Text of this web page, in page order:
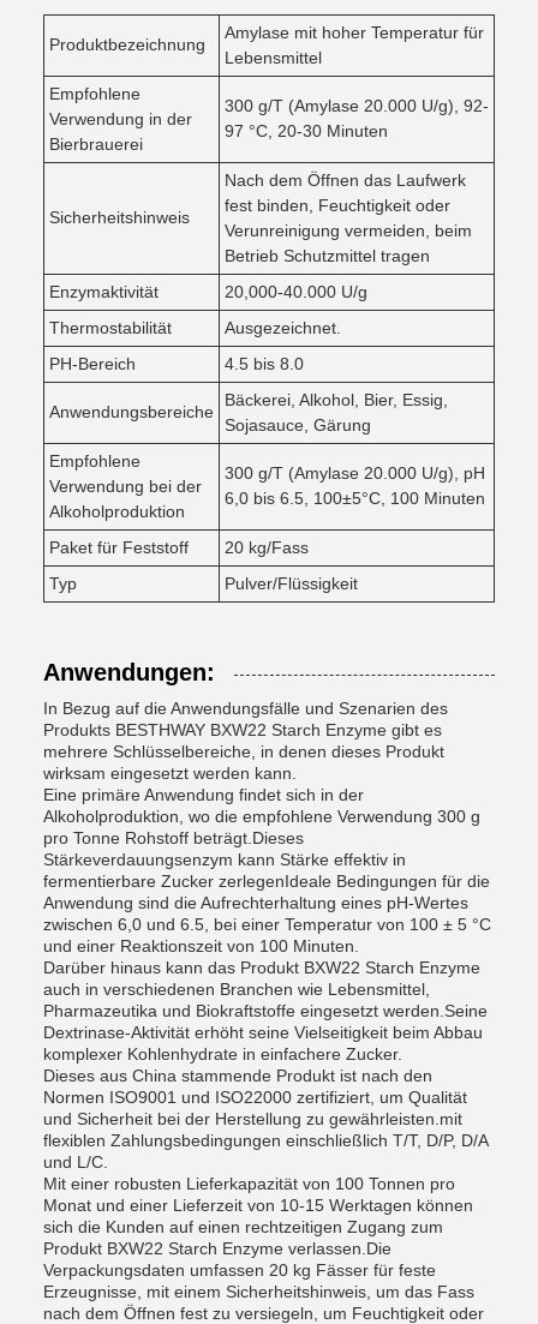
Produktbezeichnung
Amylase mit hoher Temperatur für
Lebensmittel
Empfohlene
Verwendung in der
Bierbrauerei
300 g/T (Amylase 20.000 U/g), 92-
97 °C, 20-30 Minuten
Sicherheitshinweis
Nach dem Öffnen das Laufwerk
fest binden, Feuchtigkeit oder
Verunreinigung vermeiden, beim
Betrieb Schutzmittel tragen
Enzymaktivität
20,000-40.000 U/g
Thermostabilität
Ausgezeichnet.
PH-Bereich
4.5 bis 8.0
Anwendungsbereiche
Bäckerei, Alkohol, Bier, Essig,
Sojasauce, Gärung
Empfohlene
Verwendung bei der
Alkoholproduktion
300 g/T (Amylase 20.000 U/g), pH
6,0 bis 6.5, 100±5°C, 100 Minuten
Paket für Feststoff
20 kg/Fass
Typ
Pulver/Flüssigkeit
Anwendungen:
In Bezug auf die Anwendungsfälle und Szenarien des
Produkts BESTHWAY BXW22 Starch Enzyme gibt es
mehrere Schlüsselbereiche, in denen dieses Produkt
wirksam eingesetzt werden kann.
Eine primäre Anwendung findet sich in der
Alkoholproduktion, wo die empfohlene Verwendung 300 g
pro Tonne Rohstoff beträgt.Dieses
Stärkeverdauungsenzym kann Stärke effektiv in
fermentierbare Zucker zerlegenIdeale Bedingungen für die
Anwendung sind die Aufrechterhaltung eines pH-Wertes
zwischen 6,0 und 6.5, bei einer Temperatur von 100 ± 5 °C
und einer Reaktionszeit von 100 Minuten.
Darüber hinaus kann das Produkt BXW22 Starch Enzyme
auch in verschiedenen Branchen wie Lebensmittel,
Pharmazeutika und Biokraftstoffe eingesetzt werden.Seine
Dextrinase-Aktivität erhöht seine Vielseitigkeit beim Abbau
komplexer Kohlenhydrate in einfachere Zucker.
Dieses aus China stammende Produkt ist nach den
Normen ISO9001 und ISO22000 zertifiziert, um Qualität
und Sicherheit bei der Herstellung zu gewährleisten.mit
flexiblen Zahlungsbedingungen einschließlich T/T, D/P, D/A
und L/C.
Mit einer robusten Lieferkapazität von 100 Tonnen pro
Monat und einer Lieferzeit von 10-15 Werktagen können
sich die Kunden auf einen rechtzeitigen Zugang zum
Produkt BXW22 Starch Enzyme verlassen.Die
Verpackungsdaten umfassen 20 kg Fässer für feste
Erzeugnisse, mit einem Sicherheitshinweis, um das Fass
nach dem Öffnen fest zu versiegeln, um Feuchtigkeit oder